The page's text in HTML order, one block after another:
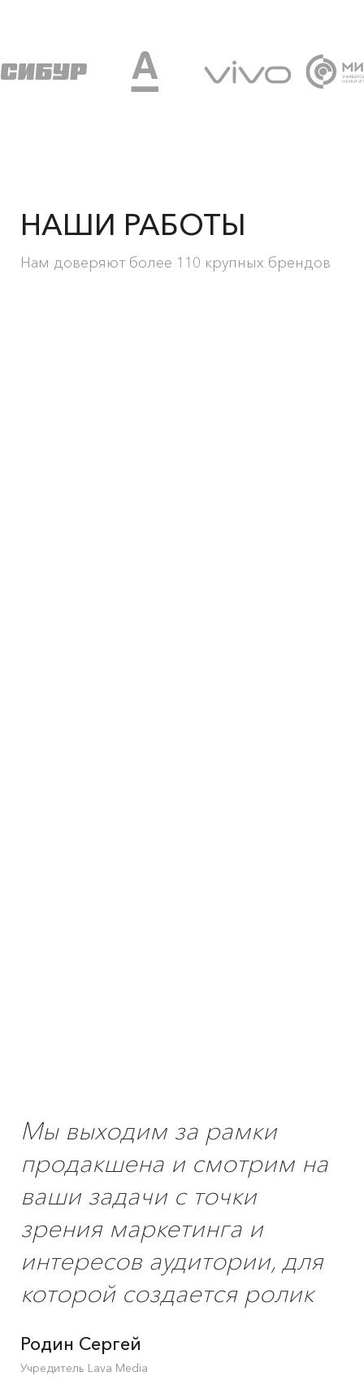
НАШИ РАБОТЫ
Нам доверяют более 110 крупных брендов
Мы выходим за рамки
продакшена и смотрим на
ваши задачи с точки
зрения маркетинга и
интересов аудитории, для
которой создается ролик
Родин Сергей
Учредитель Lava Media